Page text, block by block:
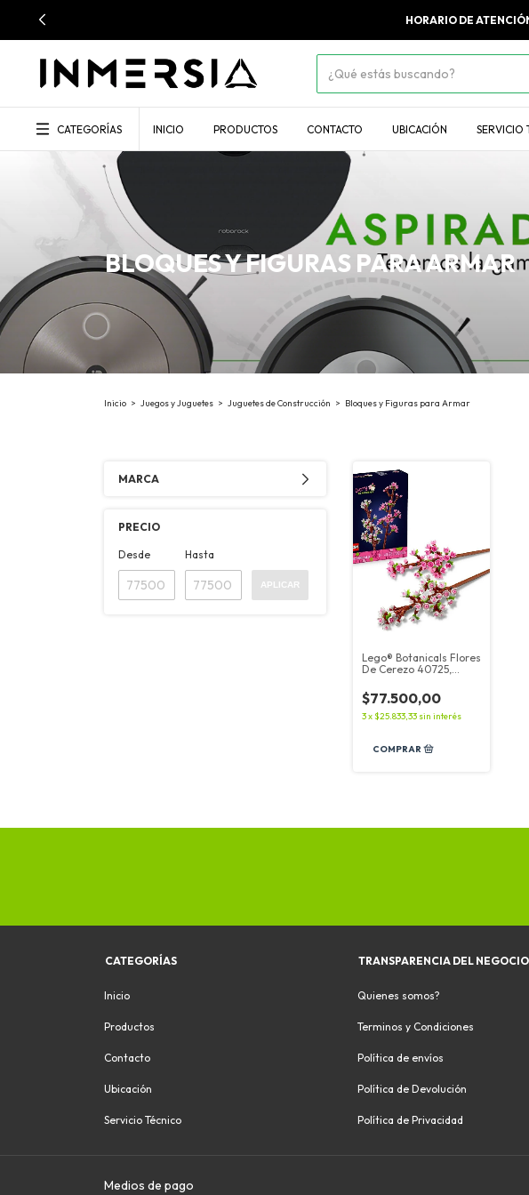
HORARIO DE
CATEGORÍAS INICIO PRODUCTOS CONTACTO UBICACIÓN SERVICIO
BLOQUES Y FIGURAS PARA ARMAR
Inicio > Juegos y Juguetes > Juguetes de Construcción > Bloques y Figuras para Armar
MARCA
PRECIO
Desde Hasta
APLICAR
Lego® Botanicals Flores
De Cerezo 40725,
$77.500,00
3x$25.833,33 sin interés
CATEGORÍAS
Inicio
Productos
Contacto
Ubicación
Servicio Técnico
TRANSPARENCIA DEL NEGOCIO
Quienes somos?
Terminos y Condiciones
Política de envíos
Política de Devolución
Política de Privacidad
Medios de pago